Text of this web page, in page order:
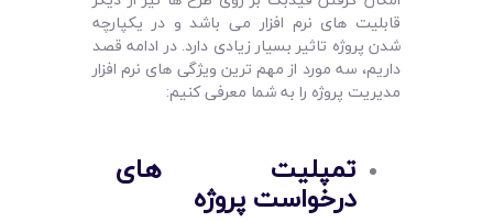
قابلیت ‌های نرم ‌افزار می ‌باشد و در یکپارچه
شدن پروژه تاثیر بسیار زیادی دارد‌. در ادامه قصد
داریم، سه مورد از مهم ترین ویژگی‌ های نرم‌ افزار
مدیریت پروژه را به شما معرفی کنیم:
تمپلیت های
درخواست پروژه